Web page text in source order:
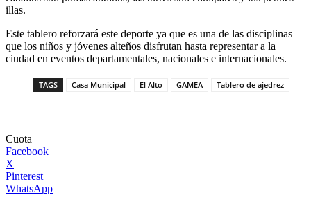
illas.
Este tablero reforzará este deporte ya que es una de las disciplinas
que los niños y jóvenes alteños disfrutan hasta representar a la
ciudad en eventos departamentales, nacionales e internacionales.
TAGS Casa Municipal El Alto GAMEA Tablero de ajedrez
Cuota
Facebook
X
Pinterest
WhatsApp